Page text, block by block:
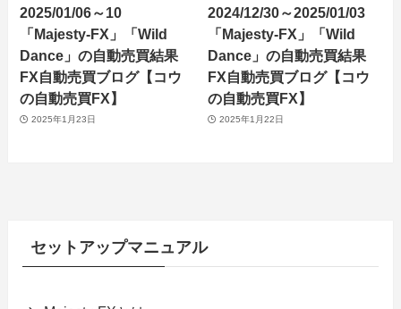
2025/01/06～10
「Majesty-FX」「Wild
Dance」の自動売買結果
FX自動売買ブログ【コウ
の自動売買FX】
2025年1月23日
2024/12/30～2025/01/03
「Majesty-FX」「Wild
Dance」の自動売買結果
FX自動売買ブログ【コウ
の自動売買FX】
2025年1月22日
セットアップマニュアル